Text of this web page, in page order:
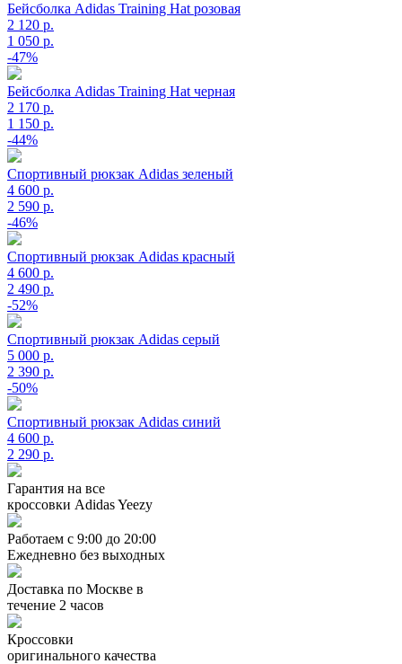
Бейсболка Adidas Training Hat розовая
2 120 р.
1 050 р.
-47%
Бейсболка Adidas Training Hat черная
2 170 р.
1 150 р.
-44%
Спортивный рюкзак Adidas зеленый
4 600 р.
2 590 р.
-46%
Спортивный рюкзак Adidas красный
4 600 р.
2 490 р.
-52%
Спортивный рюкзак Adidas серый
5 000 р.
2 390 р.
-50%
Спортивный рюкзак Adidas синий
4 600 р.
2 290 р.
Гарантия на все
кроссовки Adidas Yeezy
Работаем с 9:00 до 20:00
Ежедневно без выходных
Доставка по Москве в
течение 2 часов
Кроссовки
оригинального качества